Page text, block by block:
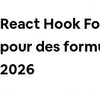
React Hook
pour des
2026